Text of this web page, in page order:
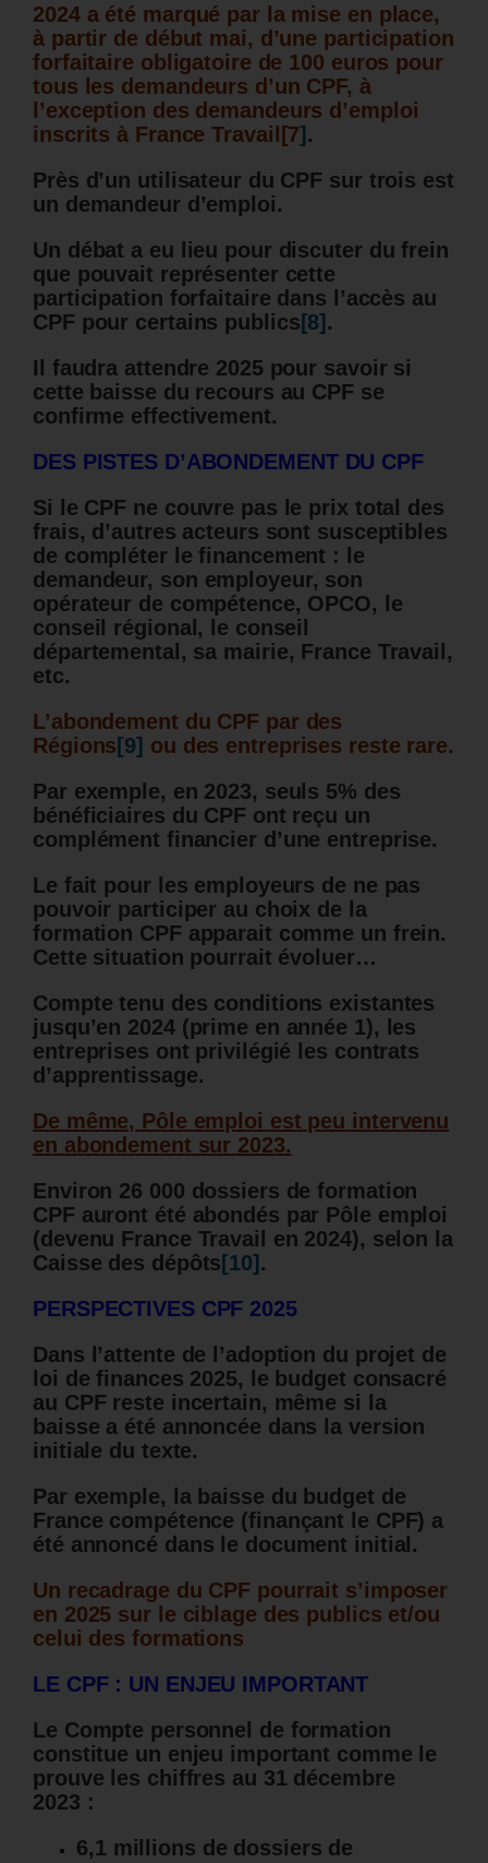
2024 a été marqué par la mise en place,
à partir de début mai, d’une participation
forfaitaire obligatoire de 100 euros pour
tous les demandeurs d’un CPF, à
l’exception des demandeurs d’emploi
inscrits à France Travail [7] .
Près d’un utilisateur du CPF sur trois est
un demandeur d’emploi.
Un débat a eu lieu pour discuter du frein
que pouvait représenter cette
participation forfaitaire dans l’accès au
CPF pour certains publics [8] .
Il faudra attendre 2025 pour savoir si
cette baisse du recours au CPF se
confirme effectivement.
DES PISTES D’ABONDEMENT DU CPF
Si le CPF ne couvre pas le prix total des
frais, d’autres acteurs sont susceptibles
de compléter le financement : le
demandeur, son employeur, son
opérateur de compétence, OPCO, le
conseil régional, le conseil
départemental, sa mairie, France Travail,
etc.
L’abondement du CPF par des
Régions [9] ou des entreprises reste rare.
Par exemple, en 2023, seuls 5% des
bénéficiaires du CPF ont reçu un
complément financier d’une entreprise.
Le fait pour les employeurs de ne pas
pouvoir participer au choix de la
formation CPF apparait comme un frein.
Cette situation pourrait évoluer…
Compte tenu des conditions existantes
jusqu’en 2024 (prime en année 1), les
entreprises ont privilégié les contrats
d’apprentissage.
De même, Pôle emploi est peu intervenu
en abondement sur 2023.
Environ 26 000 dossiers de formation
CPF auront été abondés par Pôle emploi
(devenu France Travail en 2024), selon la
Caisse des dépôts [10] .
PERSPECTIVES CPF 2025
Dans l’attente de l’adoption du projet de
loi de finances 2025, le budget consacré
au CPF reste incertain, même si la
baisse a été annoncée dans la version
initiale du texte.
Par exemple, la baisse du budget de
France compétence (finançant le CPF) a
été annoncé dans le document initial.
Un recadrage du CPF pourrait s’imposer
en 2025 sur le ciblage des publics et/ou
celui des formations
LE CPF : UN ENJEU IMPORTANT
Le Compte personnel de formation
constitue un enjeu important comme le
prouve les chiffres au 31 décembre
2023 :
6,1 millions de dossiers de